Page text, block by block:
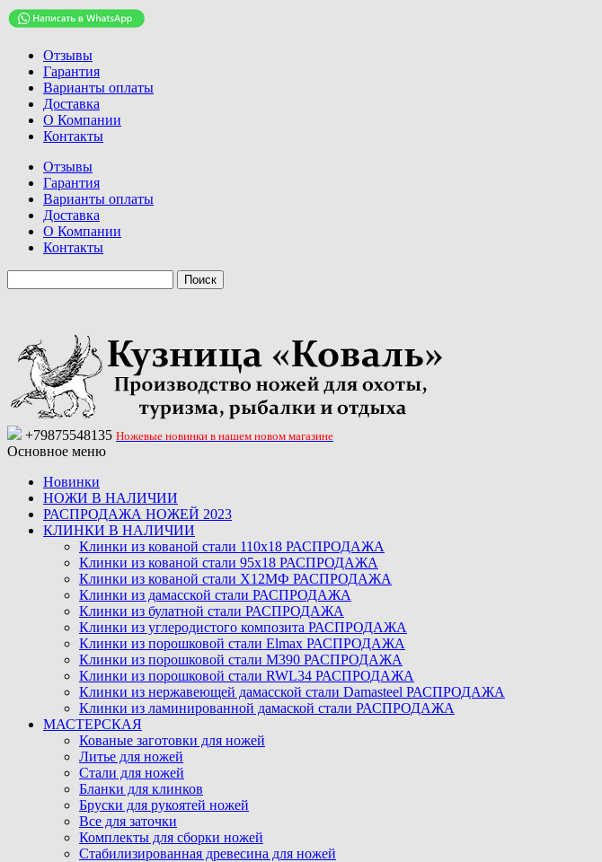
Отзывы
Гарантия
Варианты оплаты
Доставка
О Компании
Контакты
Отзывы
Гарантия
Варианты оплаты
Доставка
О Компании
Контакты
+79875548135 Ножевые новинки в нашем новом магазине
Основное меню
Новинки
НОЖИ В НАЛИЧИИ
РАСПРОДАЖА НОЖЕЙ 2023
КЛИНКИ В НАЛИЧИИ
Клинки из кованой стали 110х18 РАСПРОДАЖА
Клинки из кованой стали 95х18 РАСПРОДАЖА
Клинки из кованой стали Х12МФ РАСПРОДАЖА
Клинки из дамасской стали РАСПРОДАЖА
Клинки из булатной стали РАСПРОДАЖА
Клинки из углеродистого композита РАСПРОДАЖА
Клинки из порошковой стали Elmax РАСПРОДАЖА
Клинки из порошковой стали M390 РАСПРОДАЖА
Клинки из порошковой стали RWL34 РАСПРОДАЖА
Клинки из нержавеющей дамасской стали Damasteel РАСПРОДАЖА
Клинки из ламинированной дамаской стали РАСПРОДАЖА
МАСТЕРСКАЯ
Кованые заготовки для ножей
Литье для ножей
Стали для ножей
Бланки для клинков
Бруски для рукоятей ножей
Все для заточки
Комплекты для сборки ножей
Стабилизированная древесина для ножей